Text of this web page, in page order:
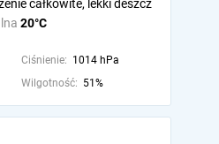
20°C
całkowite, lekki deszcz
Ciśnienie: 1014 hPa
Wilgotność: 51%